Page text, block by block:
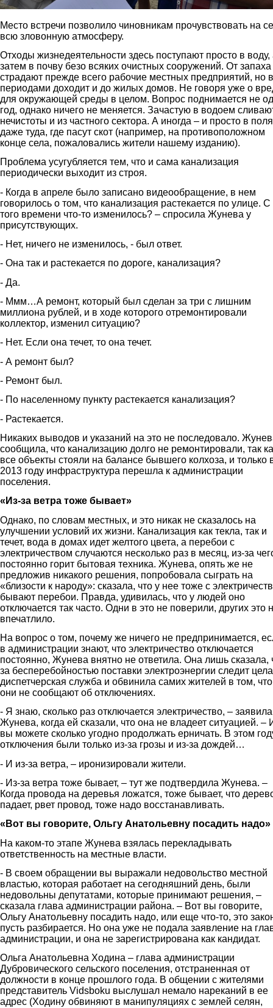
Место встречи позволило чиновникам прочувствовать на
всю зловонную атмосферу.
Отходы жизнедеятельности здесь поступают просто в воду,
затем в почву безо всяких очистных сооружений. От запаха
страдают прежде всего рабочие местных предприятий, но
периодами доходит и до жилых домов. Не говоря уже о
для окружающей среды в целом. Вопрос поднимается не
год, однако ничего не меняется. Зачастую в водоем
нечистоты и из частного сектора. А иногда – и просто в
даже туда, где пасут скот (например, на противоположном
конце села, пожаловались жители нашему изданию).
Проблема усугубляется тем, что и сама канализация
периодически выходит из строя.
- Когда в апреле было записано видеообращение, в нем
говорилось о том, что канализация растекается по улице. С
того времени что-то изменилось? – спросила Жунева у
присутствующих.
- Нет, ничего не изменилось, - был ответ.
- Она так и растекается по дороге, канализация?
- Да.
- Ммм…А ремонт, который был сделан за три с лишним
миллиона рублей, и в ходе которого отремонтировали
коллектор, изменил ситуацию?
- Нет. Если она течет, то она течет.
- А ремонт был?
- Ремонт был.
- По населенному пункту растекается канализация?
- Растекается.
Никаких выводов и указаний на это не последовало.
сообщила, что канализацию долго не ремонтировали, так
все объекты стояли на балансе бывшего колхоза, и только
2013 году инфраструктура перешла к администрации
поселения.
«Из-за ветра тоже бывает»
Однако, по словам местных, и это никак не сказалось на
улучшении условий их жизни. Канализация как текла, так и
течет, вода в домах идет желтого цвета, а перебои с
электричеством случаются несколько раз в месяц, из-за
постоянно горит бытовая техника. Жунева, опять же не
предложив никакого решения, попробовала сыграть на
«близости к народу»: сказала, что у нее тоже с
бывают перебои. Правда, удивилась, что у людей оно
отключается так часто. Одни в это не поверили, других это
впечатлило.
На вопрос о том, почему же ничего не предпринимается,
в администрации знают, что электричество отключается
постоянно, Жунева внятно не ответила. Она лишь сказала,
за бесперебойностью поставки электроэнергии следит
диспетчерская служба и обвинила самих жителей в том, что
они не сообщают об отключениях.
- Я знаю, сколько раз отключается электричество, – заявила
Жунева, когда ей сказали, что она не владеет ситуацией. –
вы можете сколько угодно продолжать ерничать. В этом
отключения были только из-за грозы и из-за дождей…
- И из-за ветра, – иронизировали жители.
- Из-за ветра тоже бывает, – тут же подтвердила Жунева. –
Когда провода на деревья ложатся, тоже бывает, что
падает, рвет провод, тоже надо восстанавливать.
«Вот вы говорите, Ольгу Анатольевну посадить надо»
На каком-то этапе Жунева взялась перекладывать
ответственность на местные власти.
- В своем обращении вы выражали недовольство местной
властью, которая работает на сегодняшний день, были
недовольны депутатами, которые принимают решения, –
сказала глава администрации района. – Вот вы говорите,
Ольгу Анатольевну посадить надо, или еще что-то, это
пусть разбирается. Но она уже не подала заявление на
администрации, и она не зарегистрирована как кандидат.
Ольга Анатольевна Ходина – глава администрации
Дубровического сельского поселения, отстраненная от
должности в конце прошлого года. В общении с жителями
представитель Vidsboku выслушал немало нареканий в ее
адрес (Ходину обвиняют в манипуляциях с землей селян,